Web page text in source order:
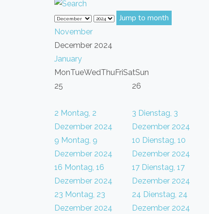
Jump to month
November
December 2024
January
MonTueWedThuFriSatSun
25
26
2 Montag, 2
Dezember 2024
3 Dienstag, 3
Dezember 2024
9 Montag, 9
Dezember 2024
10 Dienstag, 10
Dezember 2024
16 Montag, 16
Dezember 2024
17 Dienstag, 17
Dezember 2024
23 Montag, 23
Dezember 2024
24 Dienstag, 24
Dezember 2024